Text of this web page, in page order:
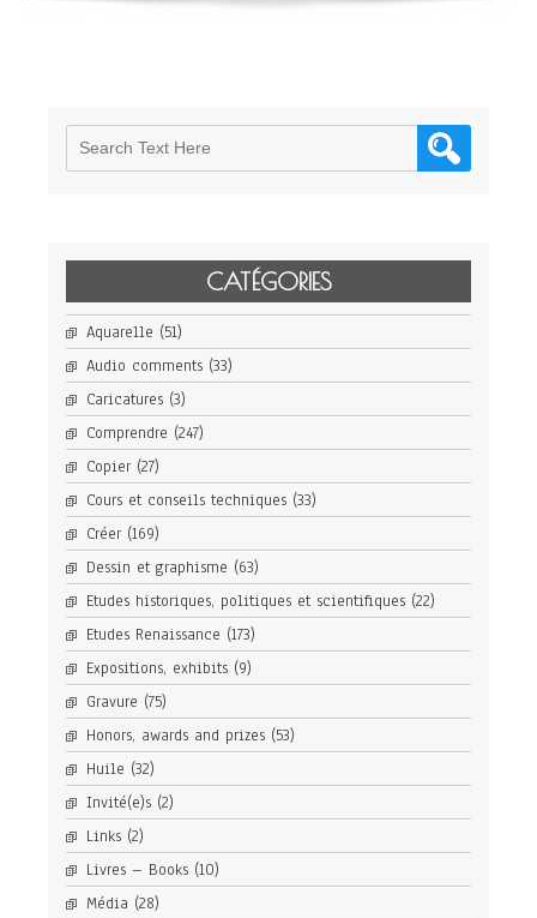
CATÉGORIES
Aquarelle (51)
Audio comments (33)
Caricatures (3)
Comprendre (247)
Copier (27)
Cours et conseils techniques (33)
Créer (169)
Dessin et graphisme (63)
Etudes historiques, politiques et scientifiques (22)
Etudes Renaissance (173)
Expositions, exhibits (9)
Gravure (75)
Honors, awards and prizes (53)
Huile (32)
Invité(e)s (2)
Links (2)
Livres – Books (10)
Média (28)